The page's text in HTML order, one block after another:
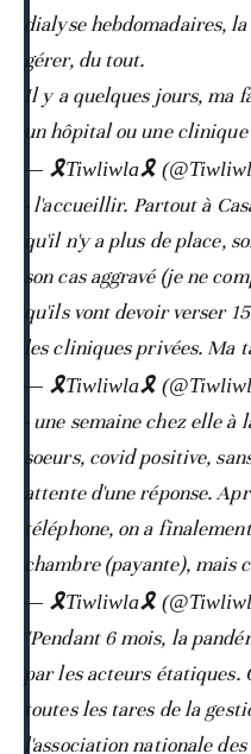
dialyse hebdomadaires,
gérer, du tout.
Il y a quelques jours, ma
un hôpital ou une clinique
— 🎗️Tiwliwla🎗️
- l'accueillir. Partout à
qu'il n'y a plus de place,
son cas aggravé (je ne
qu'ils vont devoir verser
les cliniques privées. Ma
— 🎗️Tiwliwla🎗️
- une semaine chez elle
soeurs, covid positive,
attente d'une réponse.
téléphone, on a
chambre (payante), mais
— 🎗️Tiwliwla🎗️
"Pendant 6 mois, la
par les acteurs étatiques.
toutes les tares de la
l'association nationale